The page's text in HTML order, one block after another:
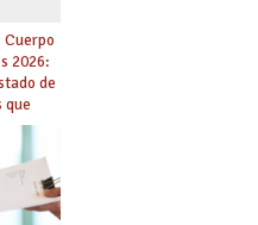
Cuerpo
2026:
de
que